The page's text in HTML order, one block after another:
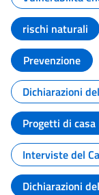
rischi naturali
Prevenzione
Dichiarazioni
Progetti di
Interviste del
Dichiarazioni